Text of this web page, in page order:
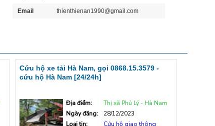
Email thienthienan1990@gmail.com
Cứu hộ xe tải Hà Nam, gọi 0868.15.3579 -
cứu hộ Hà Nam [24/24h]
Địa điểm:
Thị xã Phủ Lý - Hà Nam
Ngày đăng:
28/12/2023
Loại tin:
Cứu hộ giao thông